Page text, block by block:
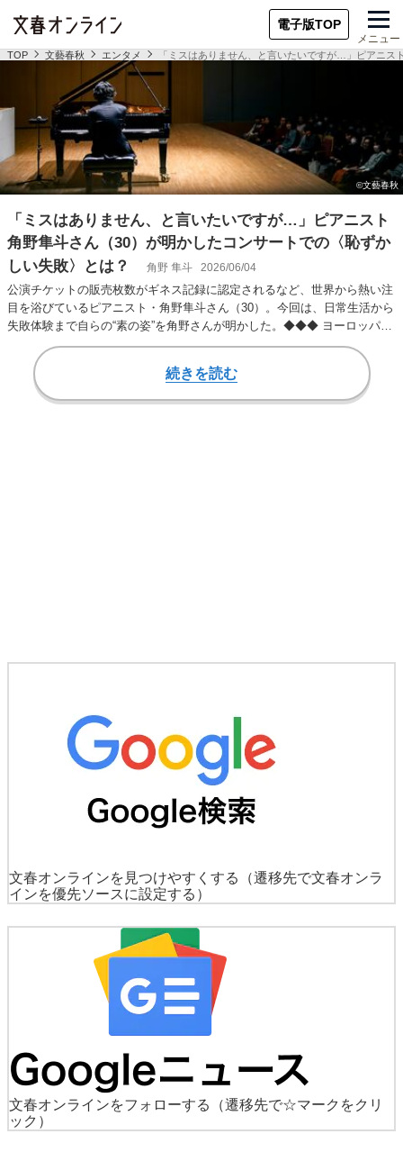
電子版TOP
メニュー
TOP 文藝春秋 エンタメ 「ミスはありません、と言いたいですが…」ピアニ
「ミスはありません、と言いたいですが…」ピアニスト
角野隼斗さん（30）が明かしたコンサートでの〈恥ずか
しい失敗〉とは？
角野 隼斗 2026/06/04
公演チケットの販売枚数がギネス記録に認定されるなど、世界から熱い注
目を浴びているピアニスト・角野隼斗さん（30）。今回は、日常生活から
失敗体験まで自らの“素の姿”を角野さんが明かした。◆◆◆ ヨーロッパで
は3日おき…
続きを読む
文春オンラインを見つけやすくする
（遷移先で文春オンラ
インを優先ソースに設定する）
文春オンラインをフォローする
（遷移先で☆マークをクリ
ック）